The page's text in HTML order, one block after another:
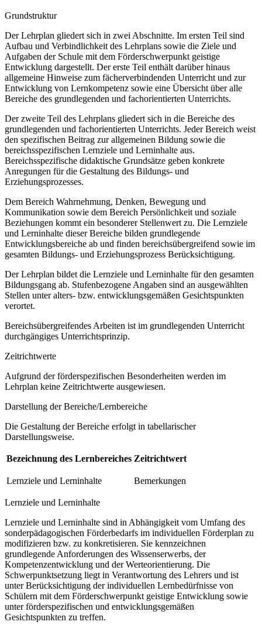
Grundstruktur
Der Lehrplan gliedert sich in zwei Abschnitte. Im ersten Teil sind
Aufbau und Verbindlichkeit des Lehrplans sowie die Ziele und
Aufgaben der Schule mit dem Förderschwerpunkt geistige
Entwicklung dargestellt. Der erste Teil enthält darüber hinaus
allgemeine Hinweise zum fächerverbindenden Unterricht und zur
Entwicklung von Lernkompetenz sowie eine Übersicht über alle
Bereiche des grundlegenden und fachorientierten Unterrichts.
Der zweite Teil des Lehrplans gliedert sich in die Bereiche des
grundlegenden und fachorientierten Unterrichts. Jeder Bereich weist
den spezifischen Beitrag zur allgemeinen Bildung sowie die
bereichsspezifischen Lernziele und Lerninhalte aus.
Bereichsspezifische didaktische Grundsätze geben konkrete
Anregungen für die Gestaltung des Bildungs- und
Erziehungsprozesses.
Dem Bereich Wahrnehmung, Denken, Bewegung und
Kommunikation sowie dem Bereich Persönlichkeit und soziale
Beziehungen kommt ein besonderer Stellenwert zu. Die Lernziele
und Lerninhalte dieser Bereiche bilden grundlegende
Entwicklungsbereiche ab und finden bereichsübergreifend sowie im
gesamten Bildungs- und Erziehungsprozess Berücksichtigung.
Der Lehrplan bildet die Lernziele und Lerninhalte für den gesamten
Bildungsgang ab. Stufenbezogene Angaben sind an ausgewählten
Stellen unter alters- bzw. entwicklungsgemäßen Gesichtspunkten
verortet.
Bereichsübergreifendes Arbeiten ist im grundlegenden Unterricht
durchgängiges Unterrichtsprinzip.
Zeitrichtwerte
Aufgrund der förderspezifischen Besonderheiten werden im
Lehrplan keine Zeitrichtwerte ausgewiesen.
Darstellung der Bereiche/Lernbereiche
Die Gestaltung der Bereiche erfolgt in tabellarischer
Darstellungsweise.
Bezeichnung des Lernbereiches Zeitrichtwert
Lernziele und Lerninhalte Bemerkungen
Lernziele und Lerninhalte
Lernziele und Lerninhalte sind in Abhängigkeit vom Umfang des
sonderpädagogischen Förderbedarfs im individuellen Förderplan zu
modifizieren bzw. zu konkretisieren. Sie kennzeichnen
grundlegende Anforderungen des Wissenserwerbs, der
Kompetenzentwicklung und der Werteorientierung. Die
Schwerpunktsetzung liegt in Verantwortung des Lehrers und ist
unter Berücksichtigung der individuellen Lernbedürfnisse von
Schülern mit dem Förderschwerpunkt geistige Entwicklung sowie
unter förderspezifischen und entwicklungsgemäßen
Gesichtspunkten zu treffen.